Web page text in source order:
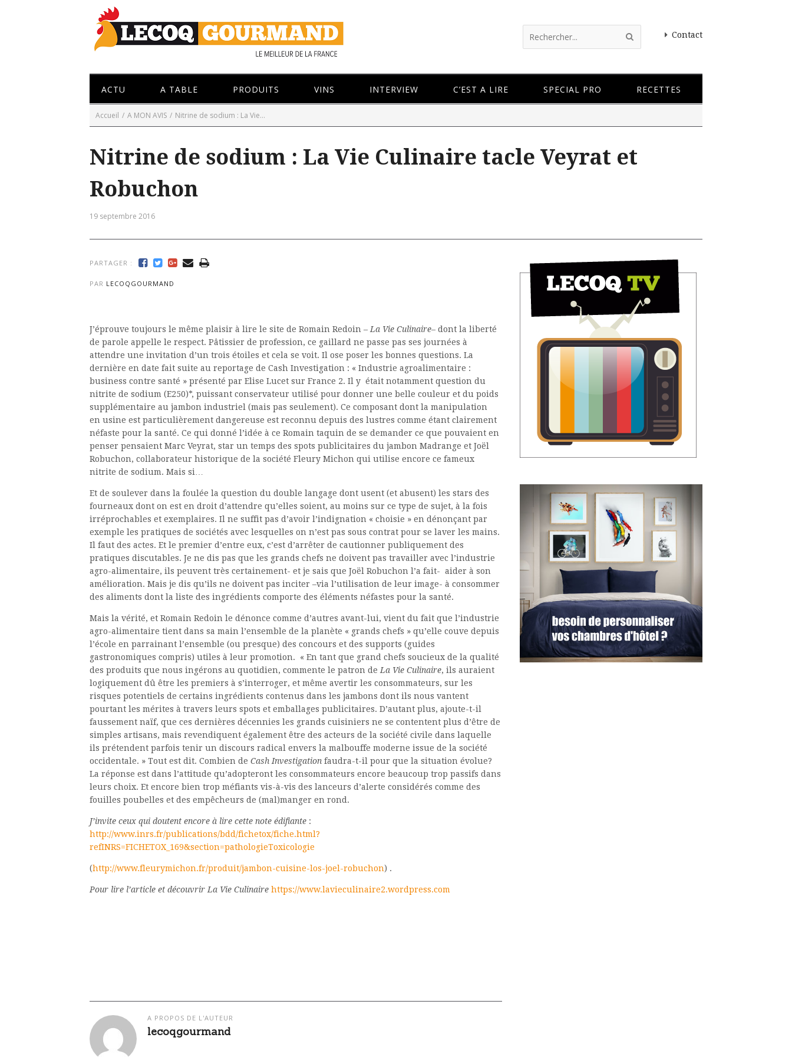
Contact
ACTU A TABLE PRODUITS VINS INTERVIEW C’EST A LIRE SPECIAL PRO RECETTES
Accueil / A MON AVIS / Nitrine de sodium : La Vie...
Nitrine de sodium : La Vie Culinaire tacle Veyrat et
Robuchon
19 septembre 2016
PARTAGER :
PAR LECOQGOURMAND
J’éprouve toujours le même plaisir à lire le site de Romain Redoin – La Vie Culinaire– dont la liberté
de parole appelle le respect. Pâtissier de profession, ce gaillard ne passe pas ses journées à
attendre une invitation d’un trois étoiles et cela se voit. Il ose poser les bonnes questions. La
dernière en date fait suite au reportage de Cash Investigation : « Industrie agroalimentaire :
business contre santé » présenté par Elise Lucet sur France 2. Il y était notamment question du
nitrite de sodium (E250)*, puissant conservateur utilisé pour donner une belle couleur et du poids
supplémentaire au jambon industriel (mais pas seulement). Ce composant dont la manipulation
en usine est particulièrement dangereuse est reconnu depuis des lustres comme étant clairement
néfaste pour la santé. Ce qui donné l’idée à ce Romain taquin de se demander ce que pouvaient en
penser pensaient Marc Veyrat, star un temps des spots publicitaires du jambon Madrange et Joël
Robuchon, collaborateur historique de la société Fleury Michon qui utilise encore ce fameux
nitrite de sodium. Mais si…
Et de soulever dans la foulée la question du double langage dont usent (et abusent) les stars des
fourneaux dont on est en droit d’attendre qu’elles soient, au moins sur ce type de sujet, à la fois
irréprochables et exemplaires. Il ne suffit pas d’avoir l’indignation « choisie » en dénonçant par
exemple les pratiques de sociétés avec lesquelles on n’est pas sous contrat pour se laver les mains.
Il faut des actes. Et le premier d’entre eux, c’est d’arrêter de cautionner publiquement des
pratiques discutables. Je ne dis pas que les grands chefs ne doivent pas travailler avec l’industrie
agro-alimentaire, ils peuvent très certainement- et je sais que Joël Robuchon l’a fait- aider à son
amélioration. Mais je dis qu’ils ne doivent pas inciter –via l’utilisation de leur image- à consommer
des aliments dont la liste des ingrédients comporte des éléments néfastes pour la santé.
Mais la vérité, et Romain Redoin le dénonce comme d’autres avant-lui, vient du fait que l’industrie
agro-alimentaire tient dans sa main l’ensemble de la planète « grands chefs » qu’elle couve depuis
l’école en parrainant l’ensemble (ou presque) des concours et des supports (guides
gastronomiques compris) utiles à leur promotion. « En tant que grand chefs soucieux de la qualité
des produits que nous ingérons au quotidien, commente le patron de La Vie Culinaire, ils auraient
logiquement dû être les premiers à s’interroger, et même avertir les consommateurs, sur les
risques potentiels de certains ingrédients contenus dans les jambons dont ils nous vantent
pourtant les mérites à travers leurs spots et emballages publicitaires. D’autant plus, ajoute-t-il
faussement naïf, que ces dernières décennies les grands cuisiniers ne se contentent plus d’être de
simples artisans, mais revendiquent également être des acteurs de la société civile dans laquelle
ils prétendent parfois tenir un discours radical envers la malbouffe moderne issue de la société
occidentale. » Tout est dit. Combien de Cash Investigation faudra-t-il pour que la situation évolue?
La réponse est dans l’attitude qu’adopteront les consommateurs encore beaucoup trop passifs dans
leurs choix. Et encore bien trop méfiants vis-à-vis des lanceurs d’alerte considérés comme des
fouilles poubelles et des empêcheurs de (mal)manger en rond.
J’invite ceux qui doutent encore à lire cette note édifiante :
http://www.inrs.fr/publications/bdd/fichetox/fiche.html?
refINRS=FICHETOX_169&section=pathologieToxicologie
(http://www.fleurymichon.fr/produit/jambon-cuisine-los-joel-robuchon) .
Pour lire l’article et découvrir La Vie Culinaire https://www.lavieculinaire2.wordpress.com
A PROPOS DE L'AUTEUR
lecoqgourmand